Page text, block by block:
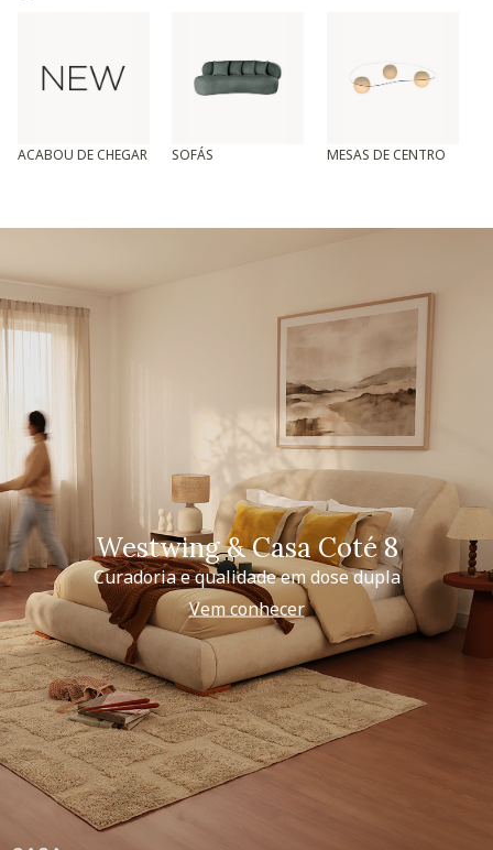
ACABOU DE CHEGAR SOFÁS MESAS DE CENTRO
Westwing & Casa Coté 8
Curadoria e qualidade em dose dupla
Vem conhecer